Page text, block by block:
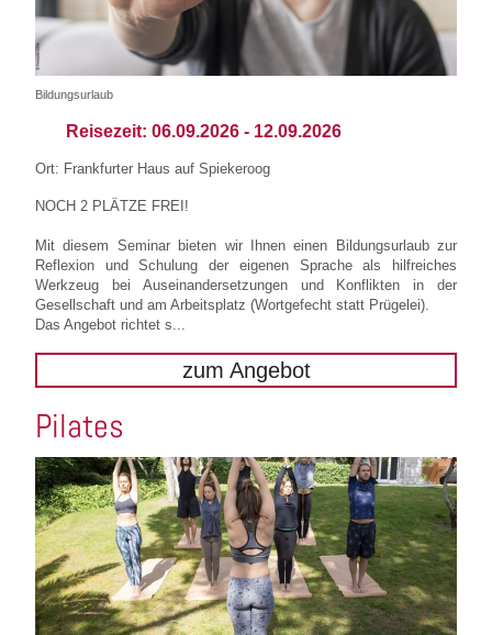
Bildungsurlaub
Reisezeit: 06.09.2026 - 12.09.2026
Ort: Frankfurter Haus auf Spiekeroog
NOCH 2 PLÄTZE FREI!
Mit diesem Seminar bieten wir Ihnen einen Bildungsurlaub zur
Reflexion und Schulung der eigenen Sprache als hilfreiches
Werkzeug bei Auseinandersetzungen und Konflikten in der
Gesellschaft und am Arbeitsplatz (Wortgefecht statt Prügelei).
Das Angebot richtet s...
zum Angebot
Pilates